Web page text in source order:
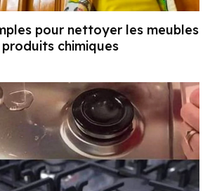
pour nettoyer les meubles
chimiques